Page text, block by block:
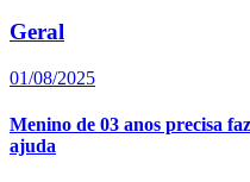
Geral
01/08/2025
Menino de 03 anos precisa
ajuda